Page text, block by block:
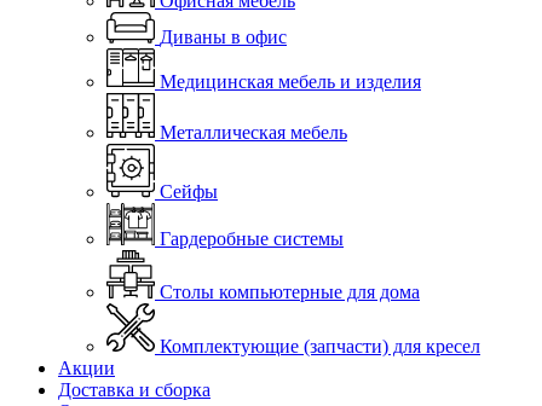
Диваны в офис
Медицинская мебель и изделия
Металлическая мебель
Сейфы
Гардеробные системы
Столы компьютерные для дома
Комплектующие (запчасти) для кресел
Акции
Доставка и сборка